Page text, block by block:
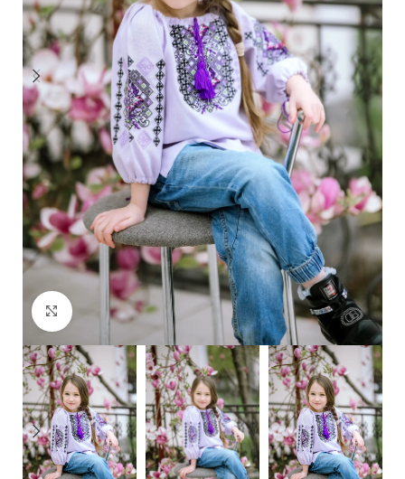
Click to enlarge